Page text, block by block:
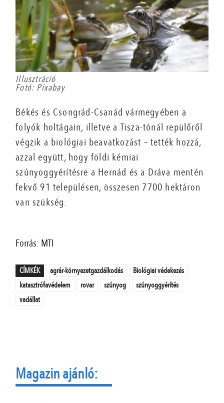
Illusztráció
Fotó: Pixabay
Békés és Csongrád-Csanád vármegyében a
folyók holtágain, illetve a Tisza-tónál repülőről
végzik a biológiai beavatkozást – tették hozzá,
azzal együtt, hogy földi kémiai
szúnyoggyérítésre a Hernád és a Dráva mentén
fekvő 91 településen, összesen 7700 hektáron
van szükség.
Forrás: MTI
CÍMKÉK agrár-környezetgazdálkodás
Biológiai védekezés
katasztrófavédelem
rovar szúnyog
szúnyoggyérítés
vadállat
Magazin ajánló: